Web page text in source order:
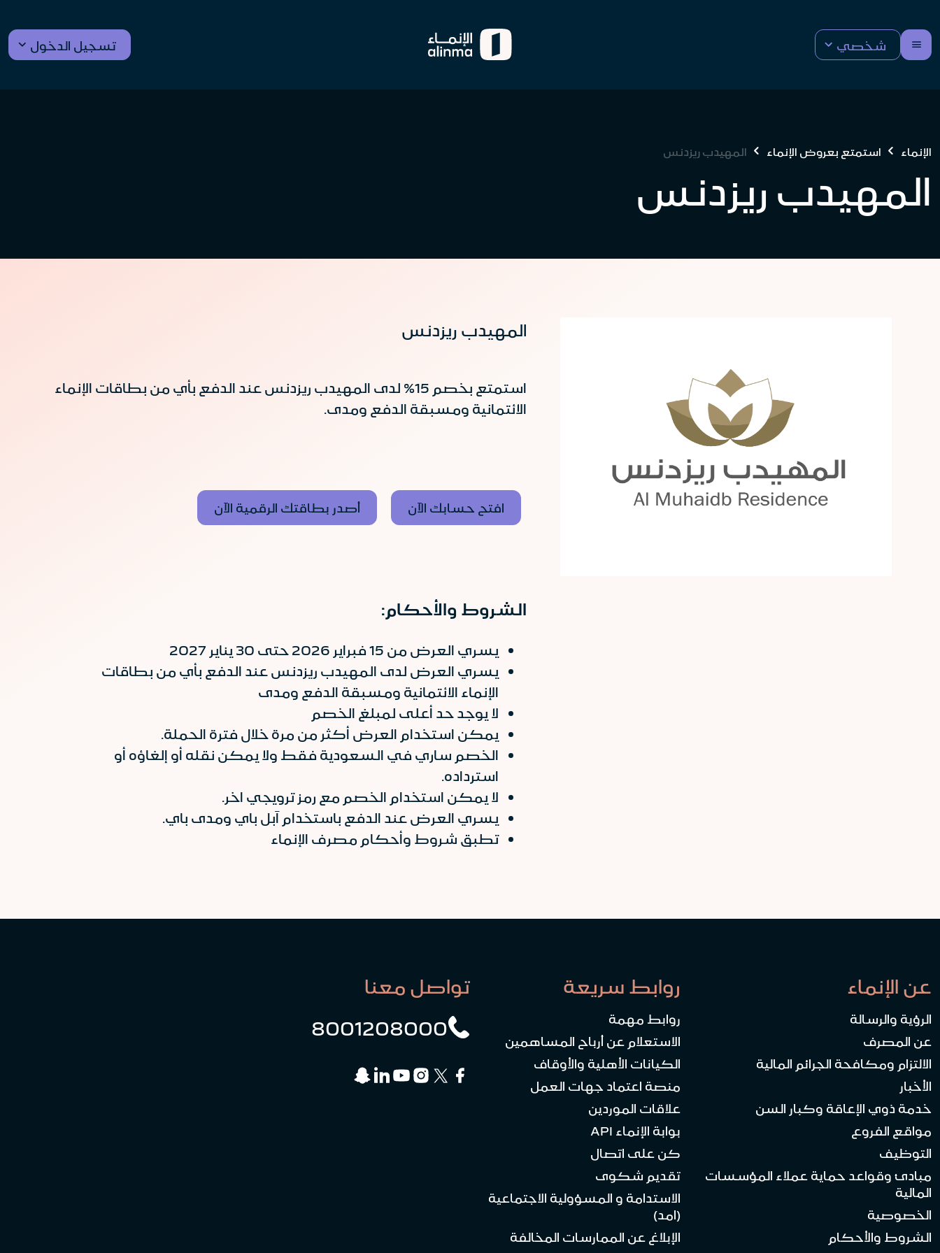
شخصي تسجيل الدخول
الإنماء استمتع بعروض الإنماء المهيدب ريزدنس
المهيدب ريزدنس
المهيدب ريزدنس
استمتع بخصم 15% لدى المهيدب ريزدنس عند الدفع بأي من بطاقات الإنماء
الائتمانية ومسبقة الدفع ومدى.
افتح حسابك الآن أصدر بطاقتك الرقمية الآن
الشروط والأحكام:
يسري العرض من 15 فبراير 2026 حتى 30 يناير 2027
يسري العرض لدى المهيدب ريزدنس عند الدفع بأي من بطاقات
الإنماء الائتمانية ومسبقة الدفع ومدى
لا يوجد حد أعلى لمبلغ الخصم
يمكن استخدام العرض أكثر من مرة خلال فترة الحملة.
الخصم ساري في السعودية فقط ولا يمكن نقله أو إلغاؤه أو
استرداده.
لا يمكن استخدام الخصم مع رمز ترويجي اخر.
يسري العرض عند الدفع باستخدام آبل باي ومدى باي.
تطبق شروط وأحكام مصرف الإنماء
عن الإنماء
الرؤية والرسالة
عن المصرف
الالتزام ومكافحة الجرائم المالية
الأخبار
خدمة ذوي الإعاقة وكبار السن
مواقع الفروع
التوظيف
مبادئ وقواعد حماية عملاء المؤسسات
المالية
الخصوصية
الشروط والأحكام
روابط سريعة
روابط مهمة
الاستعلام عن أرباح المساهمين
الكيانات الأهلية والأوقاف
منصة اعتماد جهات العمل
علاقات الموردين
بوابة الإنماء API
كن على اتصال
تقديم شكوى
الاستدامة و المسؤولية الاجتماعية
(امد)
الإبلاغ عن الممارسات المخالفة
تواصل معنا
8001208000